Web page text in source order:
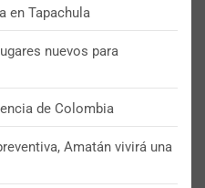
en Tapachula
nuevos para
de Colombia
Amatán vivirá una